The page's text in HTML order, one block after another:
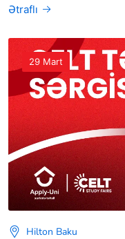
Ətraflı
Hilton Baku
29 Mart